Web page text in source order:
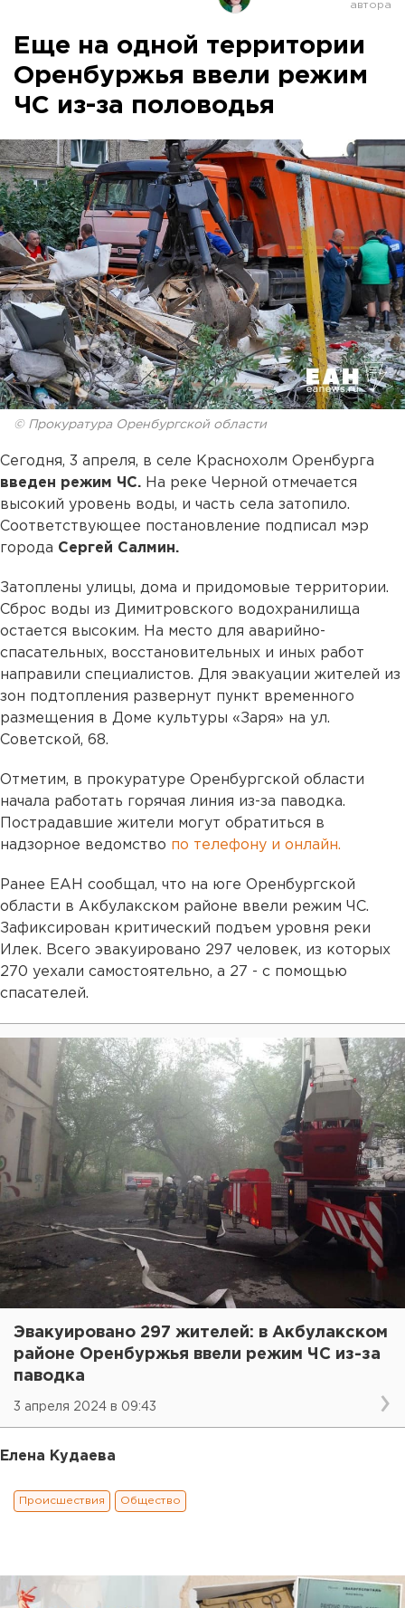
Еще на одной территории
Оренбуржья ввели режим
ЧС из-за половодья
© Прокуратура Оренбургской области
Сегодня, 3 апреля, в селе Краснохолм Оренбурга
введен режим ЧС. На реке Черной отмечается
высокий уровень воды, и часть села затопило.
Соответствующее постановление подписал мэр
города Сергей Салмин.
Затоплены улицы, дома и придомовые территории.
Сброс воды из Димитровского водохранилища
остается высоким. На место для аварийно-
спасательных, восстановительных и иных работ
направили специалистов. Для эвакуации жителей из
зон подтопления развернут пункт временного
размещения в Доме культуры «Заря» на ул.
Советской, 68.
Отметим, в прокуратуре Оренбургской области
начала работать горячая линия из-за паводка.
Пострадавшие жители могут обратиться в
надзорное ведомство по телефону и онлайн.
Ранее ЕАН сообщал, что на юге Оренбургской
области в Акбулакском районе ввели режим ЧС.
Зафиксирован критический подъем уровня реки
Илек. Всего эвакуировано 297 человек, из которых
270 уехали самостоятельно, а 27 - с помощью
спасателей.
Эвакуировано 297 жителей: в Акбулакском
районе Оренбуржья ввели режим ЧС из-за
паводка
3 апреля 2024 в 09:43
Елена Кудаева
Происшествия Общество